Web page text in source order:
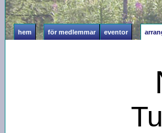
hem för medlemmar eventor